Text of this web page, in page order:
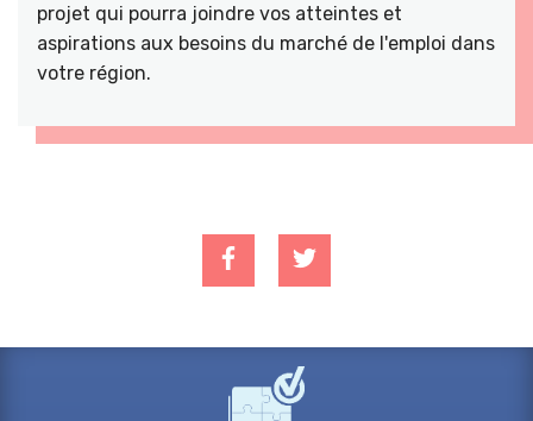
projet qui pourra joindre vos atteintes et
aspirations aux besoins du marché de l'emploi dans
votre région.